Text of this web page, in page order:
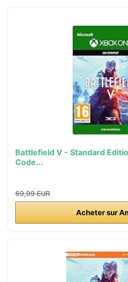
Battlefield V - Standard
Code...
69,99 EUR
Acheter sur